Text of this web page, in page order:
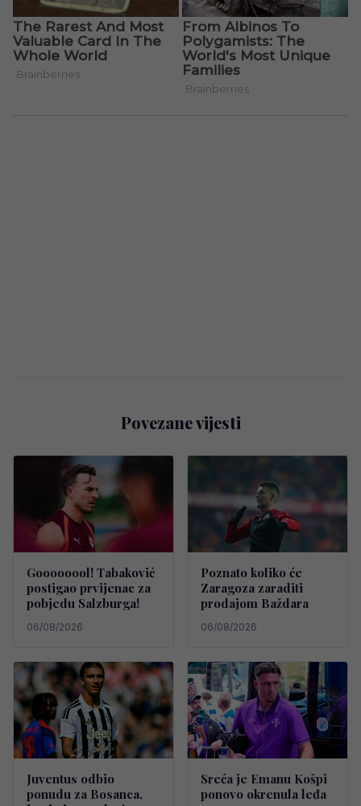
Povezane vijesti
Goooooool! Tabaković
postigao prvijenac za
pobjedu Salzburga!
06/08/2026
Poznato koliko će
Zaragoza zaraditi
prodajom Baždara
06/08/2026
Juventus odbio
ponudu za Bosanca,
Sreća je Emanu Košpi
ponovo okrenula leđa